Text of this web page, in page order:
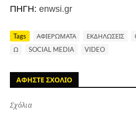
ΠΗΓΗ: enwsi.gr
Tags ΑΦΙΕΡΩΜΑΤΑ ΕΚΔΗΛΩΣΕΙΣ
Ω
SOCIAL MEDIA VIDEO
ΑΦΗΣΤΕ ΣΧΟΛΙΟ
Σχόλια